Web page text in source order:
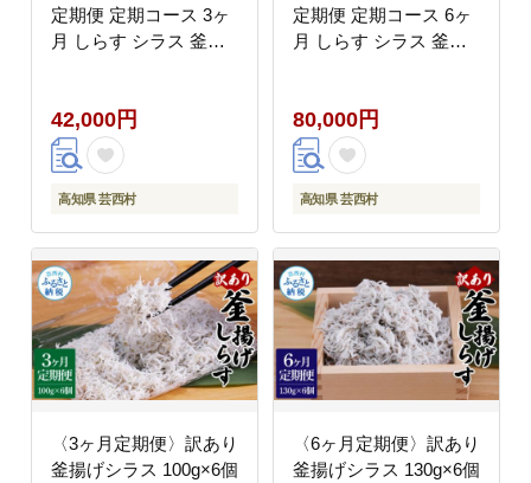
定期便 定期コース 3ヶ
月 しらす シラス 釜揚
不揃い しらす丼 海鮮丼
お茶漬け
42,000円
高知県 芸西村
定期便 定期コース 6ヶ
月 しらす シラス 釜揚
不揃い しらす丼 海鮮丼
お茶漬け
80,000円
高知県 芸西村
〈3ヶ月定期便〉訳あり
釜揚げシラス 100g×6個
〈6ヶ月定期便〉訳あり
釜揚げシラス 130g×6個